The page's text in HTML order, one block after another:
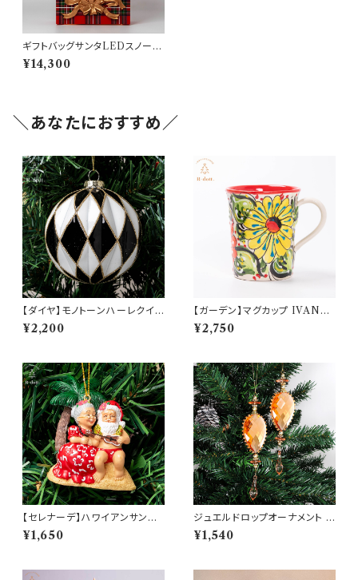
ギフトバッグサンタLEDスノード
ーム(hr-10657)
¥14,300
＼あなたにおすすめ／
【ダイヤ】モノトーンハーレクイン
グラスボールオーナメント(hr-1
0319-diamond)
¥2,200
【ガーデン】マグカップ IVANR
OS(イバンロス)(am-LEVP46
01)
¥2,750
【セレナーデ】ハワイアンサンタ
オーナメント(am-4HIP6601-
SERENADING)
¥1,650
ジュエルドロップオーナメント 2
個セット(8650)
¥1,540